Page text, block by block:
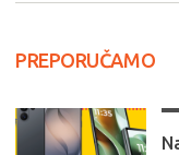
PREPORUČAMO